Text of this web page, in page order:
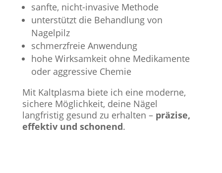
sanfte, nicht-invasive Methode
unterstützt die Behandlung von
Nagelpilz
schmerzfreie Anwendung
hohe Wirksamkeit ohne Medikamente
oder aggressive Chemie
Mit Kaltplasma biete ich eine moderne,
sichere Möglichkeit, deine Nägel
langfristig gesund zu erhalten – präzise,
effektiv und schonend.